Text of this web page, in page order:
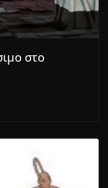
στο